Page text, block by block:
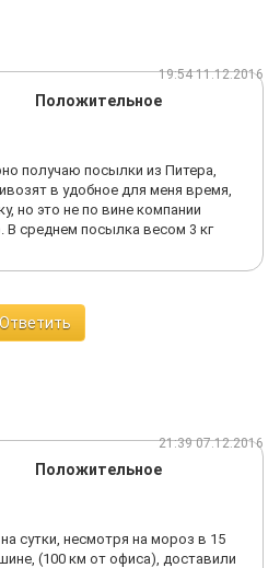
19:54 11.12.2016
Положительное
получаю посылки из Питера,
в удобное для меня время,
но это не по вине компании
среднем посылка весом 3 кг
Ответить
21:39 07.12.2016
Положительное
сутки, несмотря на мороз в 15
(100 км от офиса), доставили